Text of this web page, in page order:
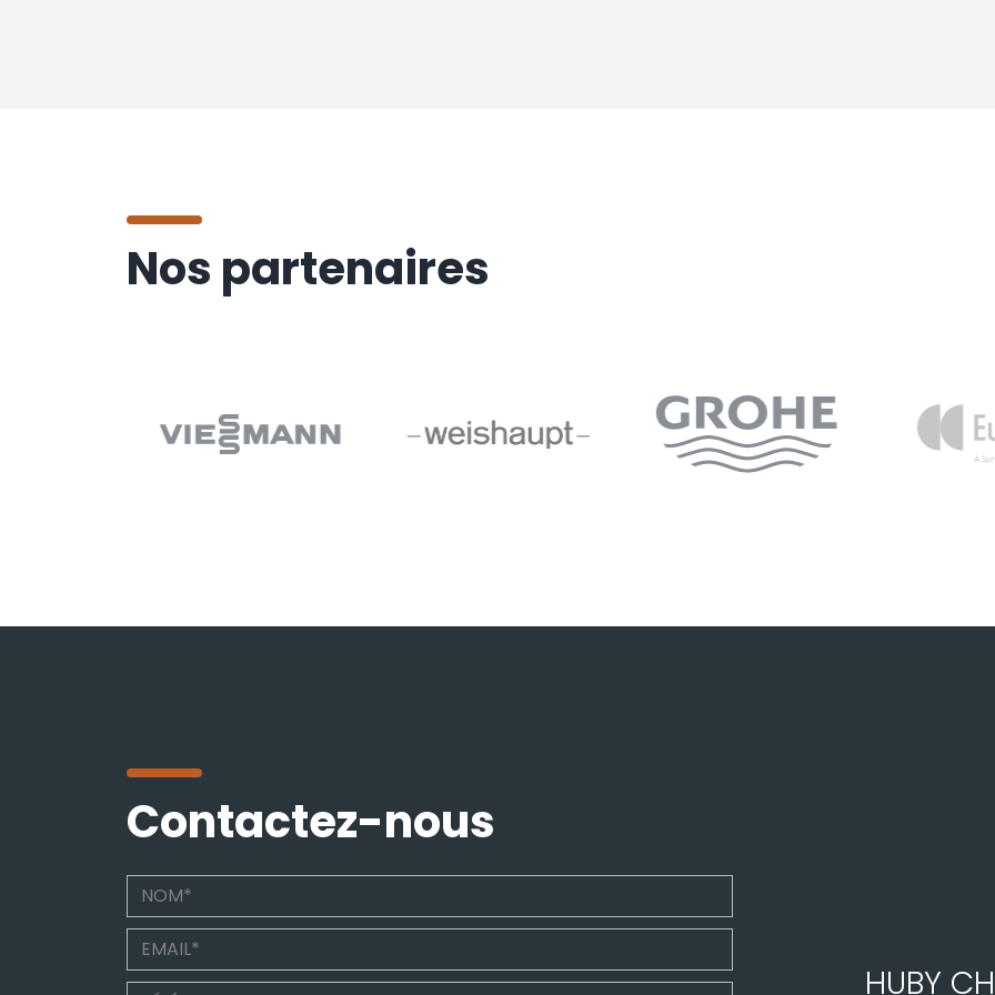
Nos partenaires
Contactez-nous
HUBY